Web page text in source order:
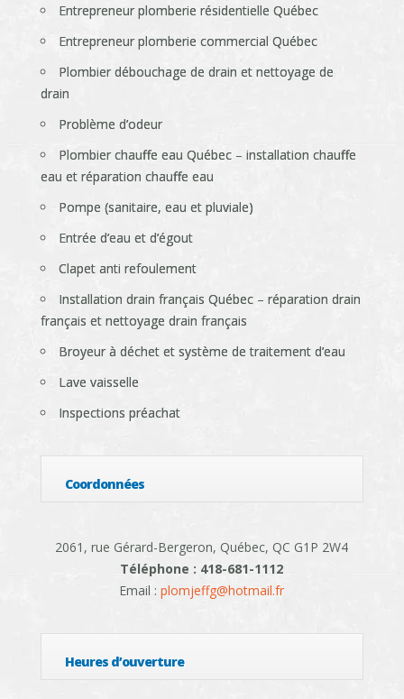
Entrepreneur plomberie résidentielle Québec
Entrepreneur plomberie commercial Québec
Plombier débouchage de drain et nettoyage de
drain
Problème d’odeur
Plombier chauffe eau Québec – installation chauffe
eau et réparation chauffe eau
Pompe (sanitaire, eau et pluviale)
Entrée d’eau et d’égout
Clapet anti refoulement
Installation drain français Québec – réparation drain
français et nettoyage drain français
Broyeur à déchet et système de traitement d’eau
Lave vaisselle
Inspections préachat
Coordonnées
2061, rue Gérard-Bergeron, Québec, QC G1P 2W4
Téléphone : 418-681-1112
Email :plomjeffg@hotmail.fr
Heures d’ouverture